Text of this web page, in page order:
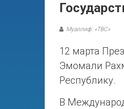
Муаллиф: «ТВС»
12 марта
Эмомали
Республику.
В